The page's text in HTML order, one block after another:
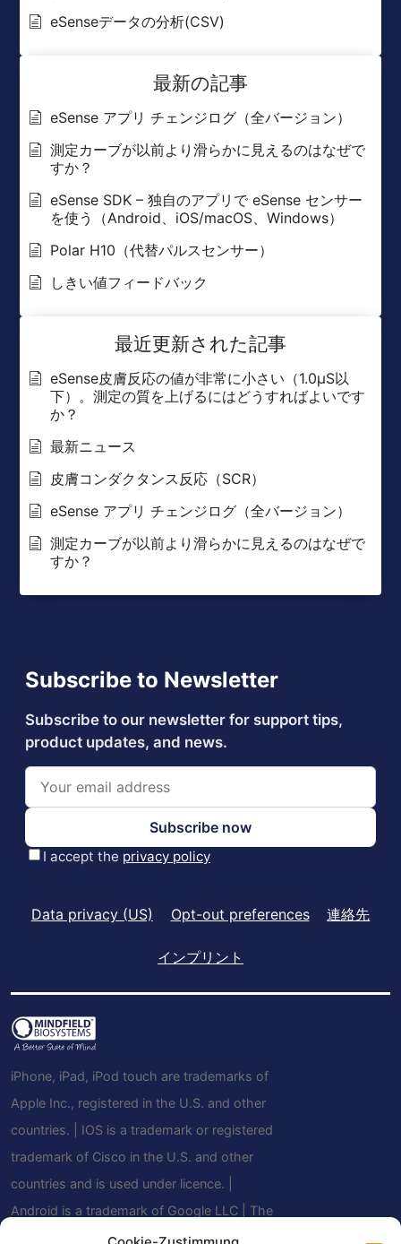
eSenseデータの分析(CSV)
最新の記事
eSense アプリ チェンジログ（全バージョン）
測定カーブが以前より滑らかに見えるのはなぜで
すか？
eSense SDK – 独自のアプリで eSense センサー
を使う（Android、iOS/macOS、Windows）
Polar H10（代替パルスセンサー）
しきい値フィードバック
最近更新された記事
eSense皮膚反応の値が非常に小さい（1.0μS以
下）。測定の質を上げるにはどうすればよいです
か？
最新ニュース
皮膚コンダクタンス反応（SCR）
eSense アプリ チェンジログ（全バージョン）
測定カーブが以前より滑らかに見えるのはなぜで
すか？
Data privacy (US) Opt-out preferences 連絡先
インプリント
iPhone, iPad, iPod touch are trademarks of
Apple Inc., registered in the U.S. and other
countries. | IOS is a trademark or registered
trademark of Cisco in the U.S. and other
countries and is used under licence. |
Android is a trademark of Google LLC | The
Bluetooth® word mark and logos are